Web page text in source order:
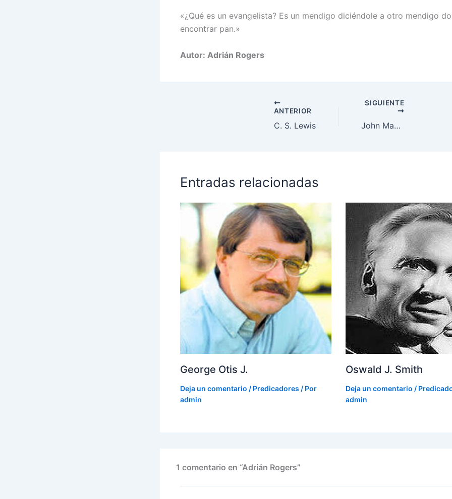
«¿Qué es un evangelista? Es un mendigo diciéndole a otro mendigo
encontrar pan.»
Autor: Adrián Rogers
ANTERIOR
C. S. Lewis
SIGUIENTE
John MacArthur
Entradas relacionadas
George Otis J.
Deja un comentario / Predicadores / Por
admin
Oswald J. Smith
Deja un comentario /
admin
1 comentario en “Adrián Rogers”